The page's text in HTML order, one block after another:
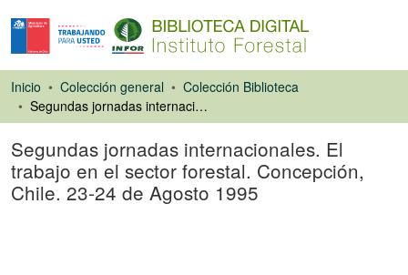
Inicio Colección general
Colección Biblioteca
Segundas jornadas internacionales. El trabajo en el sector forestal. Concepción, Chile. 23-24 de Agosto 1995
Segundas jornadas internacionales. El
trabajo en el sector forestal. Concepción,
Chile. 23-24 de Agosto 1995